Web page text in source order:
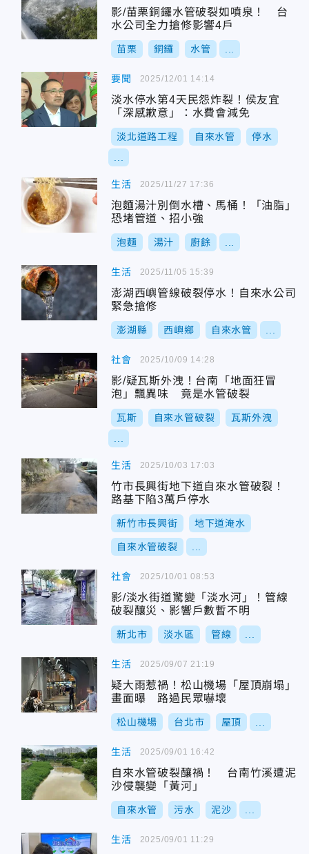
影/苗栗銅鑼水管破裂如噴泉！ 台
水公司全力搶修影響4戶
苗栗 銅鑼 水管
要聞
淡水停水第4天民怨炸裂！侯友宜
「深感歉意」：水費會減免
淡北道路工程 自來水管 停水
2025/12/01 14:14
生活
泡麵湯汁別倒水槽、馬桶！「油脂」
恐堵管道、招小強
泡麵 湯汁 廚餘
2025/11/27 17:36
生活
澎湖西嶼管線破裂停水！自來水公司
緊急搶修
澎湖縣 西嶼鄉 自來水管
2025/11/05 15:39
社會
影/疑瓦斯外洩！台南「地面狂冒
泡」飄異味 竟是水管破裂
瓦斯 自來水管破裂 瓦斯外洩
2025/10/09 14:28
生活
竹市長興街地下道自來水管破裂！
路基下陷3萬戶停水
新竹市長興街 地下道淹水
自來水管破裂
2025/10/03 17:03
社會
影/淡水街道驚變「淡水河」！管線
破裂釀災、影響戶數暫不明
新北市 淡水區 管線
2025/10/01 08:53
生活
疑大雨惹禍！松山機場「屋頂崩塌」
畫面曝 路過民眾嚇壞
松山機場 台北市 屋頂
2025/09/07 21:19
生活
自來水管破裂釀禍！ 台南竹溪遭泥
沙侵襲變「黃河」
自來水管 污水 泥沙
2025/09/01 16:42
生活 2025/09/01 11:29